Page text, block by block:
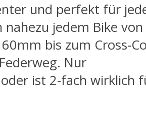
und perfekt für
nahezu jedem Bike von
bis zum Cross-
Nur
ist 2-fach wirklich